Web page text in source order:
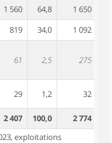
1 560 64,8 1 650
819 34,0 1 092
61 2,5 275
29 1,2 32
2 407 100,0 2 774
exploitations